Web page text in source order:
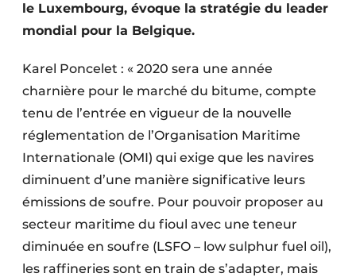
Rénovation
Software
Techniques ferroviaires
Travaux ferroviaires
le Luxembourg, évoque la stratégie du leader
mondial pour la Belgique.
Karel Poncelet : « 2020 sera une année
charnière pour le marché du bitume, compte
tenu de l’entrée en vigueur de la nouvelle
réglementation de l’Organisation Maritime
Internationale (OMI) qui exige que les navires
diminuent d’une manière significative leurs
émissions de soufre. Pour pouvoir proposer au
secteur maritime du fioul avec une teneur
diminuée en soufre (LSFO – low sulphur fuel oil),
les raffineries sont en train de s’adapter, mais